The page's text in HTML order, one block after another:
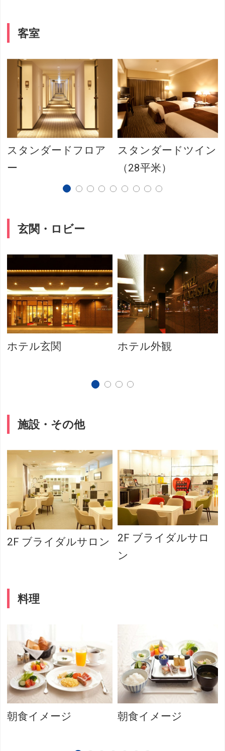
客室
スタンダードフロア
ー
スタンダードツイン
（28平米）
玄関・ロビー
ホテル玄関 ホテル外観
施設・その他
2F ブライダルサロン
2F ブライダルサロ
ン
料理
朝食イメージ 朝食イメージ